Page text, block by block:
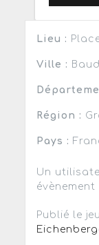
Lieu :
Ville :
Région :
Pays :
Un
Publié le